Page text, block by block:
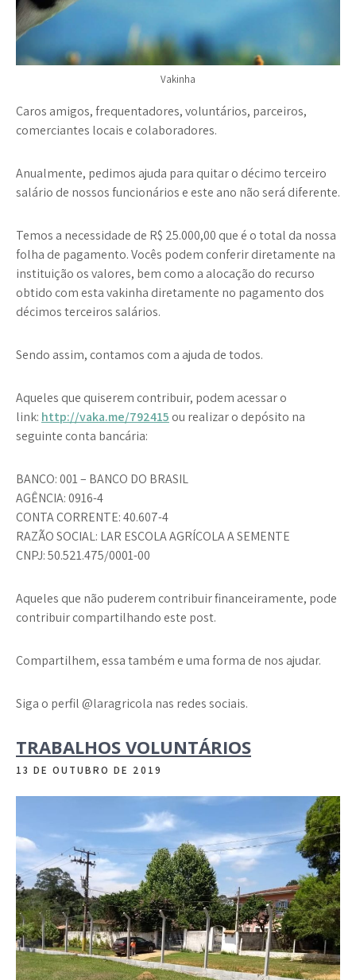
Vakinha
Caros amigos, frequentadores, voluntários, parceiros,
comerciantes locais e colaboradores.
Anualmente, pedimos ajuda para quitar o décimo terceiro
salário de nossos funcionários e este ano não será diferente.
Temos a necessidade de R$ 25.000,00 que é o total da nossa
folha de pagamento. Vocês podem conferir diretamente na
instituição os valores, bem como a alocação do recurso
obtido com esta vakinha diretamente no pagamento dos
décimos terceiros salários.
Sendo assim, contamos com a ajuda de todos.
Aqueles que quiserem contribuir, podem acessar o
link: http://vaka.me/792415 ou realizar o depósito na
seguinte conta bancária:
BANCO: 001 – BANCO DO BRASIL
AGÊNCIA: 0916-4
CONTA CORRENTE: 40.607-4
RAZÃO SOCIAL: LAR ESCOLA AGRÍCOLA A SEMENTE
CNPJ: 50.521.475/0001-00
Aqueles que não puderem contribuir financeiramente, pode
contribuir compartilhando este post.
Compartilhem, essa também e uma forma de nos ajudar.
Siga o perfil @laragricola nas redes sociais.
TRABALHOS VOLUNTÁRIOS
13 DE OUTUBRO DE 2019